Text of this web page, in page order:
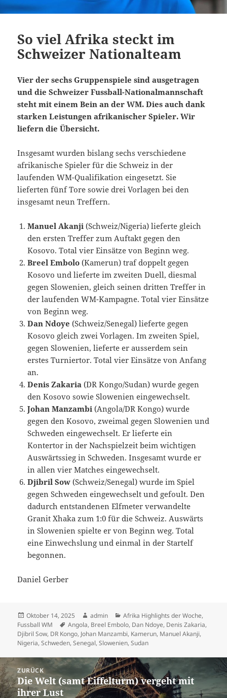
So viel Afrika steckt im
Schweizer Nationalteam
Vier der sechs Gruppenspiele sind ausgetragen
und die Schweizer Fussball-Nationalmannschaft
steht mit einem Bein an der WM. Dies auch dank
starken Leistungen afrikanischer Spieler. Wir
liefern die Übersicht.
Insgesamt wurden bislang sechs verschiedene
afrikanische Spieler für die Schweiz in der
laufenden WM-Qualifikation eingesetzt. Sie
lieferten fünf Tore sowie drei Vorlagen bei den
insgesamt neun Treffern.
Manuel Akanji(Schweiz/Nigeria) lieferte gleich
den ersten Treffer zum Auftakt gegen den
Kosovo. Total vier Einsätze von Beginn weg.
Breel Embolo(Kamerun) traf doppelt gegen
Kosovo und lieferte im zweiten Duell, diesmal
gegen Slowenien, gleich seinen dritten Treffer in
der laufenden WM-Kampagne. Total vier Einsätze
von Beginn weg.
Dan Ndoye(Schweiz/Senegal) lieferte gegen
Kosovo gleich zwei Vorlagen. Im zweiten Spiel,
gegen Slowenien, lieferte er ausserdem sein
erstes Turniertor. Total vier Einsätze von Anfang
an.
Denis Zakaria(DR Kongo/Sudan) wurde gegen
den Kosovo sowie Slowenien eingewechselt.
Johan Manzambi (Angola/DR Kongo) wurde
gegen den Kosovo, zweimal gegen Slowenien und
Schweden eingewechselt. Er lieferte ein
Kontertor in der Nachspielzeit beim wichtigen
Auswärtssieg in Schweden. Insgesamt wurde er
in allen vier Matches eingewechselt.
Djibril Sow (Schweiz/Senegal) wurde im Spiel
gegen Schweden eingewechselt und gefoult. Den
dadurch entstandenen Elfmeter verwandelte
Granit Xhaka zum 1:0 für die Schweiz. Auswärts
in Slowenien spielte er von Beginn weg. Total
eine Einwechslung und einmal in der Startelf
begonnen.
Daniel Gerber
Veröffentlicht
am
Oktober 14, 2025 Autor
admin Kategorien
Afrika Highlights der Woche,
Fussball WM
Schlagwörter
Angola, Breel Embolo, Dan Ndoye, Denis Zakaria,
Djibril Sow, DR Kongo, Johan Manzambi, Kamerun, Manuel Akanji,
Nigeria,Schweden,Senegal,Slowenien,Sudan
Beitrags-
Navigation
ZURÜCK
Vorheriger
Beitrag:
Die Welt (samt Eiffelturm) vergeht mit
ihrer Lust